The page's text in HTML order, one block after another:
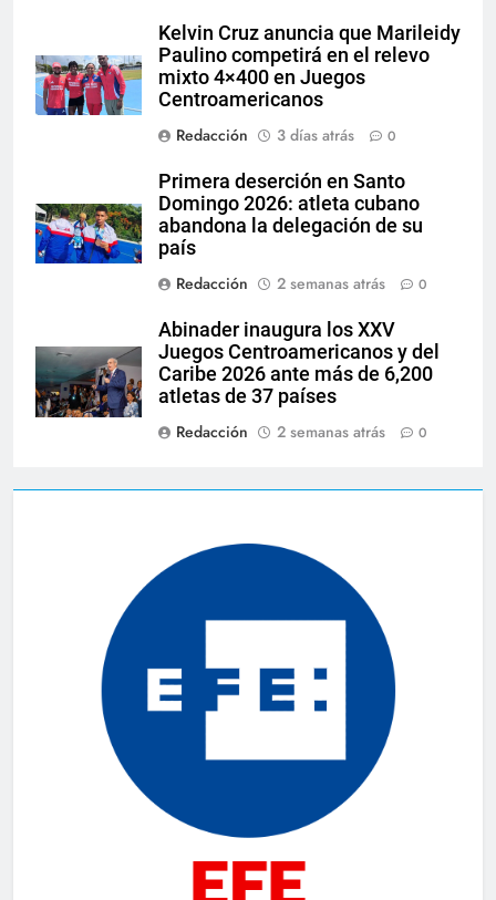
Kelvin Cruz anuncia que Marileidy
Paulino competirá en el relevo
mixto 4×400 en Juegos
Centroamericanos
Redacción
3 días atrás 0
Primera deserción en Santo
Domingo 2026: atleta cubano
abandona la delegación de su
país
Redacción
2 semanas atrás 0
Abinader inaugura los XXV
Juegos Centroamericanos y del
Caribe 2026 ante más de 6,200
atletas de 37 países
Redacción
2 semanas atrás 0